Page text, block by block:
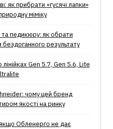
як прибрати «гусячі лапки»
міміку
педикюру: як обрати
результату
лінійках Gen 5.7, Gen 5.6, Lite
чому цей бренд
якості на ринку
Обленерго не дає